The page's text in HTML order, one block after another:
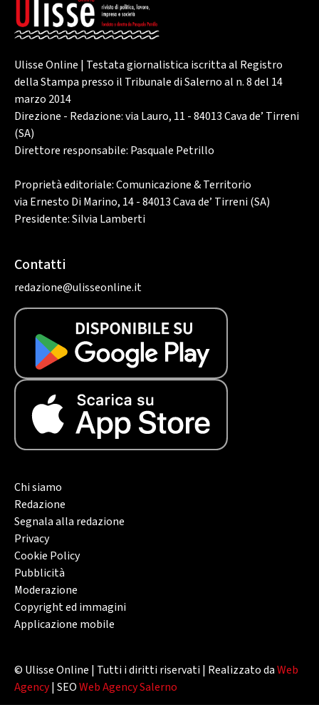
Ulisse Online | Testata giornalistica iscritta al Registro
della Stampa presso il Tribunale di Salerno al n. 8 del 14
marzo 2014
Direzione - Redazione: via Lauro, 11 - 84013 Cava de’ Tirreni
(SA)
Direttore responsabile: Pasquale Petrillo
Proprietà editoriale: Comunicazione & Territorio
via Ernesto Di Marino, 14 - 84013 Cava de’ Tirreni (SA)
Presidente: Silvia Lamberti
Contatti
redazione@ulisseonline.it
Chi siamo
Redazione
Segnala alla redazione
Privacy
Cookie Policy
Pubblicità
Moderazione
Copyright ed immagini
Applicazione mobile
© Ulisse Online | Tutti i diritti riservati | Realizzato daWeb
Agency| SEOWeb Agency Salerno